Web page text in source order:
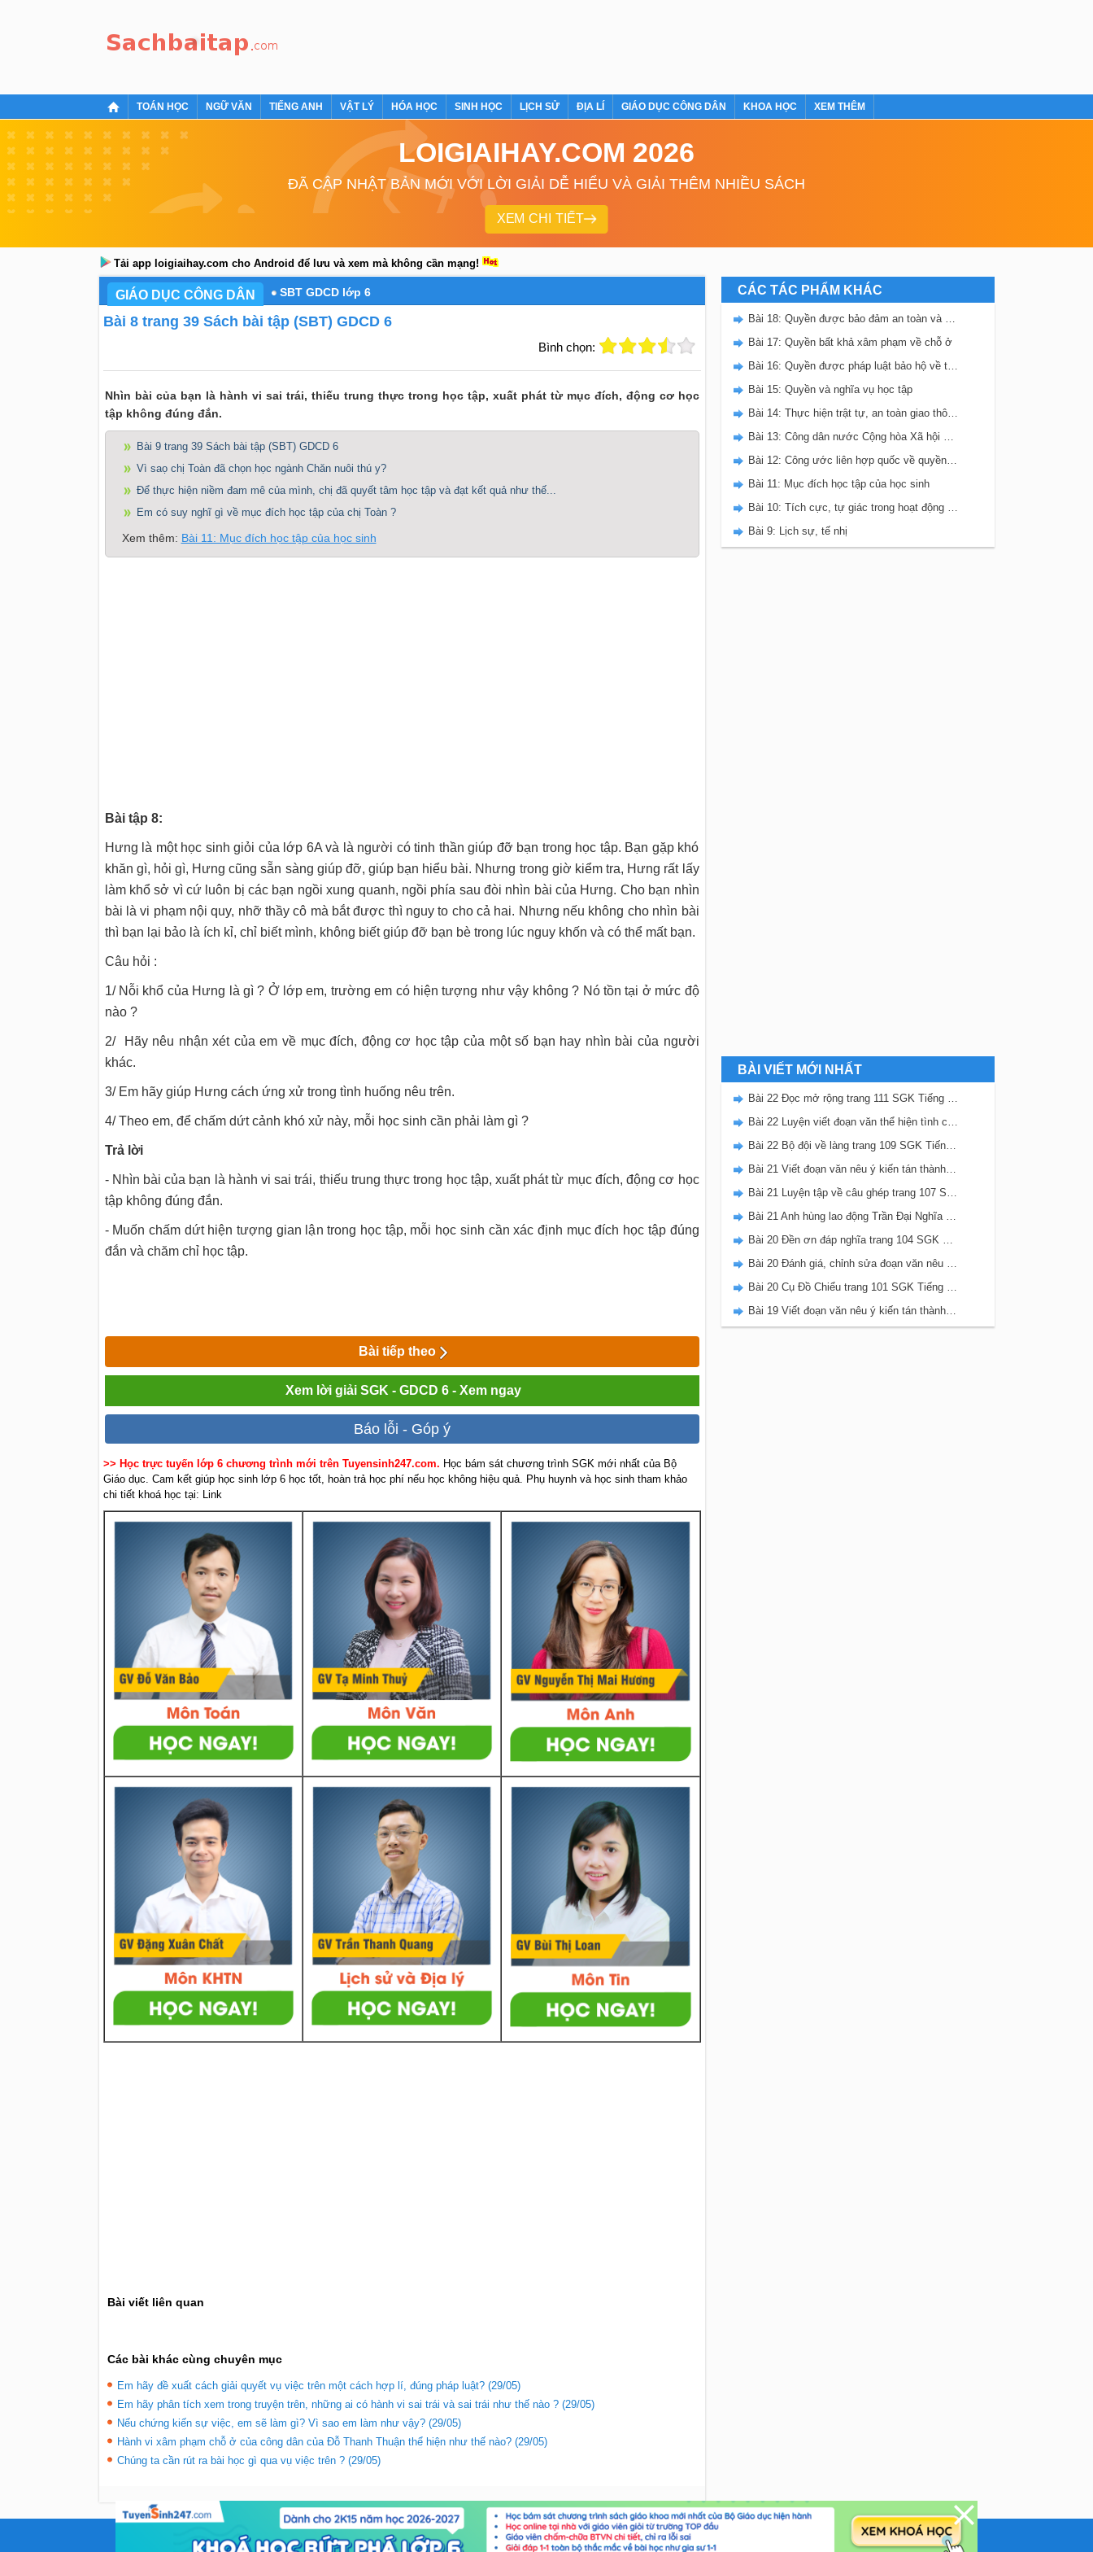
TOÁN HỌC NGỮ VĂN TIẾNG ANH VẬT LÝ HÓA HỌC SINH HỌC LỊCH SỬ ĐỊA LÍ GIÁO DỤC CÔNG DÂN KHOA HỌC XEM THÊM
LOIGIAIHAY.COM 2026
ĐÃ CẬP NHẬT BẢN MỚI VỚI LỜI GIẢI DỄ HIỂU VÀ GIẢI THÊM NHIỀU SÁCH
XEM CHI TIẾT
Tải app loigiaihay.com cho Android để lưu và xem mà không cần mạng!
GIÁO DỤC CÔNG DÂN SBT GDCD lớp 6
Bài 8 trang 39 Sách bài tập (SBT) GDCD 6
Bình chọn:
Nhìn bài của bạn là hành vi sai trái, thiếu trung thực trong học tập, xuất phát từ mục đích, động cơ học
tập không đúng đắn.
Bài 9 trang 39 Sách bài tập (SBT) GDCD 6
Vì saọ chị Toàn đã chọn học ngành Chăn nuôi thú y?
Để thực hiện niềm đam mê của mình, chị đã quyết tâm học tập và đạt kết quả như thế...
Em có suy nghĩ gì về mục đích học tập của chị Toàn ?
Xem thêm: Bài 11: Mục đích học tập của học sinh
Bài tập 8:
Hưng là một học sinh giỏi của lớp 6A và là người có tinh thần giúp đỡ bạn trong học tập. Bạn gặp khó
khăn gì, hỏi gì, Hưng cũng sẵn sàng giúp đỡ, giúp bạn hiểu bài. Nhưng trong giờ kiểm tra, Hưng rất lấy
làm khổ sở vì cứ luôn bị các bạn ngồi xung quanh, ngồi phía sau đòi nhìn bài của Hưng. Cho bạn nhìn
bài là vi phạm nội quy, nhỡ thầy cô mà bắt được thì nguy to cho cả hai. Nhưng nếu không cho nhìn bài
thì bạn lại bảo là ích kỉ, chỉ biết mình, không biết giúp đỡ bạn bè trong lúc nguy khốn và có thể mất bạn.
Câu hỏi :
1/ Nỗi khổ của Hưng là gì ? Ở lớp em, trường em có hiện tượng như vậy không ? Nó tồn tại ở mức độ
nào ?
2/ Hãy nêu nhận xét của em về mục đích, động cơ học tập của một số bạn hay nhìn bài của người
khác.
3/ Em hãy giúp Hưng cách ứng xử trong tình huống nêu trên.
4/ Theo em, để chấm dứt cảnh khó xử này, mỗi học sinh cần phải làm gì ?
Trảlời
- Nhìn bài của bạn là hành vi sai trái, thiếu trung thực trong học tập, xuất phát từ mục đích, động cơ học
tập không đúng đắn.
- Muốn chấm dứt hiện tượng gian lận trong học tập, mỗi học sinh cần xác định mục đích học tập đúng
đắn và chăm chỉ học tập.
Bài tiếp theo
Xem lời giải SGK - GDCD 6 - Xem ngay
Báo lỗi - Góp ý
>> Học trực tuyến lớp 6 chương trình mới trên Tuyensinh247.com. Học bám sát chương trình SGK mới nhất của Bộ
Giáo dục. Cam kết giúp học sinh lớp 6 học tốt, hoàn trả học phí nếu học không hiệu quả. Phụ huynh và học sinh tham khảo
chi tiết khoá học tại: Link
Bài viết liên quan
Các bài khác cùng chuyên mục
Em hãy đề xuất cách giải quyết vụ việc trên một cách hợp lí, đúng pháp luật? (29/05)
Em hãy phân tích xem trong truyện trên, những ai có hành vi sai trái và sai trái như thế nào ? (29/05)
Nếu chứng kiến sự việc, em sẽ làm gì? Vì sao em làm như vậy? (29/05)
Hành vi xâm phạm chỗ ở của công dân của Đỗ Thanh Thuận thể hiện như thế nào? (29/05)
Chúng ta cần rút ra bài học gì qua vụ việc trên ? (29/05)
CÁC TÁC PHẨM KHÁC
Bài 18: Quyền được bảo đảm an toàn và bí mật thư tín, điện thoại, điện tín
Bài 17: Quyền bất khả xâm phạm về chỗ ở
Bài 16: Quyền được pháp luật bảo hộ về tính mạng, thân thể, sức khỏe, danh dự và nhân phẩm
Bài 15: Quyền và nghĩa vụ học tập
Bài 14: Thực hiện trật tự, an toàn giao thông
Bài 13: Công dân nước Cộng hòa Xã hội chủ nghĩa Việt Nam
Bài 12: Công ước liên hợp quốc về quyền trẻ em
Bài 11: Mục đích học tập của học sinh
Bài 10: Tích cực, tự giác trong hoạt động tập thể và trong hoạt động xã hội
Bài 9: Lịch sự, tế nhị
BÀI VIẾT MỚI NHẤT
Bài 22 Đọc mở rộng trang 111 SGK Tiếng Việt 5 Kết nối tri thức tập 2
Bài 22 Luyện viết đoạn văn thể hiện tình cảm, cảm xúc về một sự việc trang 111 SGK Tiếng Việt 5 Kết nối tri thức tập 2
Bài 22 Bộ đội về làng trang 109 SGK Tiếng Việt 5 Kết nối tri thức tập 2
Bài 21 Viết đoạn văn nêu ý kiến tán thành một sự việc, hiện tượng (Bài viết số 2) trang 108 SGK Tiếng Việt 5 Kết nối tri thức tập 2
Bài 21 Luyện tập về câu ghép trang 107 SGK Tiếng Việt 5 Kết nối tri thức tập 2
Bài 21 Anh hùng lao động Trần Đại Nghĩa trang 106 SGK Tiếng Việt 5 Kết nối tri thức tập 2
Bài 20 Đền ơn đáp nghĩa trang 104 SGK Tiếng Việt 5 Kết nối tri thức tập 2
Bài 20 Đánh giá, chỉnh sửa đoạn văn nêu ý kiến tán thành một sự vật, hiện tượng trang 103 SGK Tiếng Việt 5 Kết nối tri thức tập 2
Bài 20 Cụ Đồ Chiểu trang 101 SGK Tiếng Việt 5 Kết nối tri thức tập 2
Bài 19 Viết đoạn văn nêu ý kiến tán thành một sự việc, hiện tượng (Bài viết số 1) trang 100 SGK Tiếng Việt 5 Kết nối tri thức tập 2
Liên hệ|Chính sách